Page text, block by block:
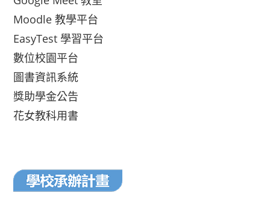
Moodle 教學平台
EasyTest 學習平台
數位校園平台
圖書資訊系統
獎助學金公告
花女教科用書